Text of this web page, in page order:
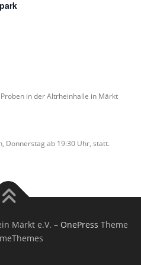
in der Altrheinhalle in Märkt
Donnerstag ab 19:30 Uhr, statt.
Märkt e.V. – OnePress Theme